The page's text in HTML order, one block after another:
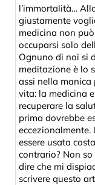
l’immortalità…
giustamente
medicina non
occuparsi solo
Ognuno di noi si
meditazione è lo
assi nella manica
vita: la medicina
recuperare la
prima dovrebbe
eccezionalmente.
essere usata
contrario? Non
dire che mi
scrivere questo